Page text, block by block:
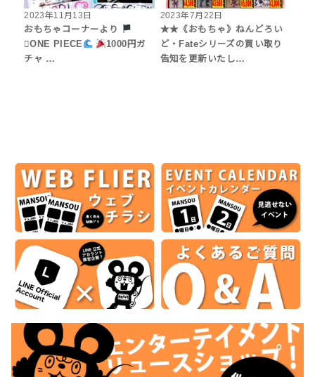
2023年11月13日
おもちゃコーナーより
‍☠ONE PIECE
1000円ガ
チャ …
2023年7月22日
★★《おもちゃ》ねんどろい
ど・Fateシリーズの買い取り
告知を更新いたし…